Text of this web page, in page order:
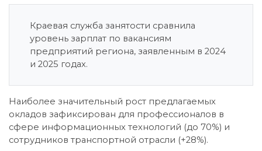
Краевая служба занятости сравнила
уровень зарплат по вакансиям
предприятий региона, заявленным в 2024
и 2025 годах.
Наиболее значительный рост предлагаемых
окладов зафиксирован для профессионалов в
сфере информационных технологий (до 70%) и
сотрудников транспортной отрасли (+28%).